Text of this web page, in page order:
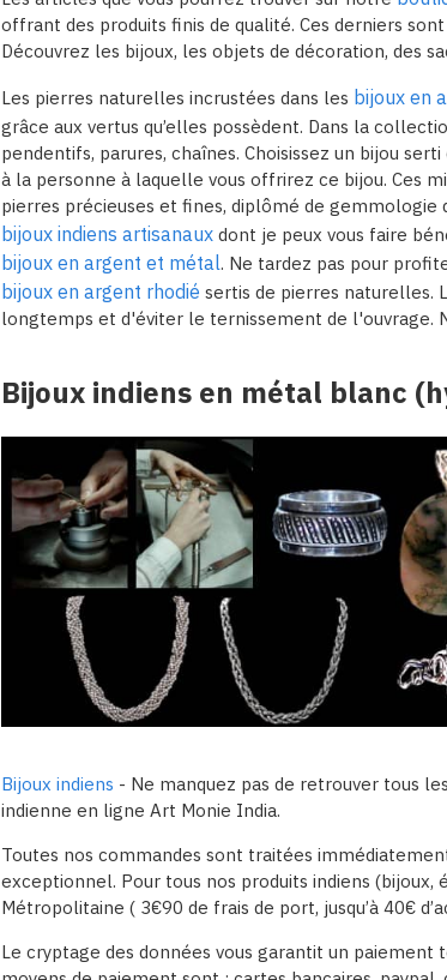
offrant des produits finis de qualité. Ces derniers
Découvrez les bijoux, les objets de décoration, des
Les pierres naturelles incrustées dans les bijoux en
grâce aux vertus qu’elles possèdent. Dans la
pendentifs, parures, chaînes. Choisissez un bijou
à la personne à laquelle vous offrirez ce bijou. Ces
pierres précieuses et fines, diplômé de gemmologie
bijoux indiens artisanauxdont je peux vous faire
bijoux en argent et métal. Ne tardez pas pour
bijoux en argent rhodié sertis de pierres naturelles.
longtemps et d'éviter le ternissement de l'ouvrage.
Bijoux indiens en métal blanc
Bijoux indiens - Ne manquez pas de retrouver tous
indienne en ligne Art Monie India.
Toutes nos commandes sont traitées
exceptionnel. Pour tous nos produits indiens (bijoux,
Métropolitaine ( 3€90 de frais de port, jusqu’à 40€
Le cryptage des données vous garantit un